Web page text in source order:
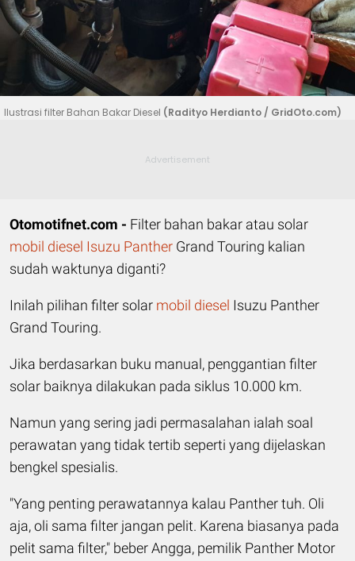
Ilustrasi filter Bahan Bakar Diesel (Radityo Herdianto / GridOto.com)
Otomotifnet.com - Filter bahan bakar atau solar
mobil diesel Isuzu Panther Grand Touring kalian
sudah waktunya diganti?
Inilah pilihan filter solar mobil diesel Isuzu Panther
Grand Touring.
Jika berdasarkan buku manual, penggantian filter
solar baiknya dilakukan pada siklus 10.000 km.
Namun yang sering jadi permasalahan ialah soal
perawatan yang tidak tertib seperti yang dijelaskan
bengkel spesialis.
"Yang penting perawatannya kalau Panther tuh. Oli
aja, oli sama filter jangan pelit. Karena biasanya pada
pelit sama filter," beber Angga, pemilik Panther Motor